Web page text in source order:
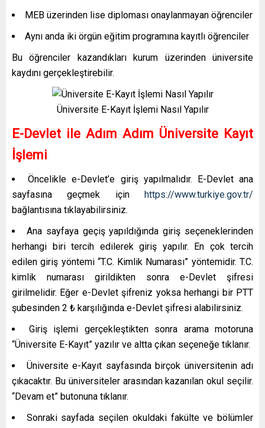
MEB üzerinden lise diploması onaylanmayan öğrenciler
Aynı anda iki örgün eğitim programına kayıtlı öğrenciler
Bu öğrenciler kazandıkları kurum üzerinden üniversite
kaydını gerçekleştirebilir.
Üniversite E-Kayıt İşlemi Nasıl Yapılır
E-Devlet ile Adım Adım Üniversite Kayıt
İşlemi
Öncelikle e-Devlet’e giriş yapılmalıdır. E-Devlet ana
sayfasına geçmek için https://www.turkiye.gov.tr/
bağlantısına tıklayabilirsiniz.
Ana sayfaya geçiş yapıldığında giriş seçeneklerinden
herhangi biri tercih edilerek giriş yapılır. En çok tercih
edilen giriş yöntemi “T.C. Kimlik Numarası” yöntemidir. T.C.
kimlik numarası girildikten sonra e-Devlet şifresi
girilmelidir. Eğer e-Devlet şifreniz yoksa herhangi bir PTT
şubesinden 2 ₺ karşılığında e-Devlet şifresi alabilirsiniz.
Giriş işlemi gerçekleştikten sonra arama motoruna
“Üniversite E-Kayıt” yazılır ve altta çıkan seçeneğe tıklanır.
Üniversite e-Kayıt sayfasında birçok üniversitenin adı
çıkacaktır. Bu üniversiteler arasından kazanılan okul seçilir.
“Devam et” butonuna tıklanır.
Sonraki sayfada seçilen okuldaki fakülte ve bölümler